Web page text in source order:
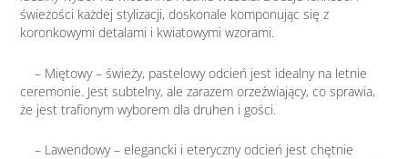
świeżości każdej stylizacji, doskonale komponując się z
koronkowymi detalami i kwiatowymi wzorami.
– Miętowy – świeży, pastelowy odcień jest idealny na letnie
ceremonie. Jest subtelny, ale zarazem orzeźwiający, co sprawia,
że jest trafionym wyborem dla druhen i gości.
– Lawendowy – elegancki i eteryczny odcień jest chętnie